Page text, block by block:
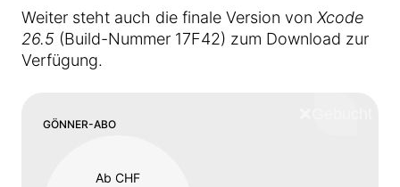
Weiter steht auch die finale Version von Xcode
26.5 (Build-Nummer 17F42) zum Download zur
Verfügung.
GÖNNER-ABO
Ab CHF